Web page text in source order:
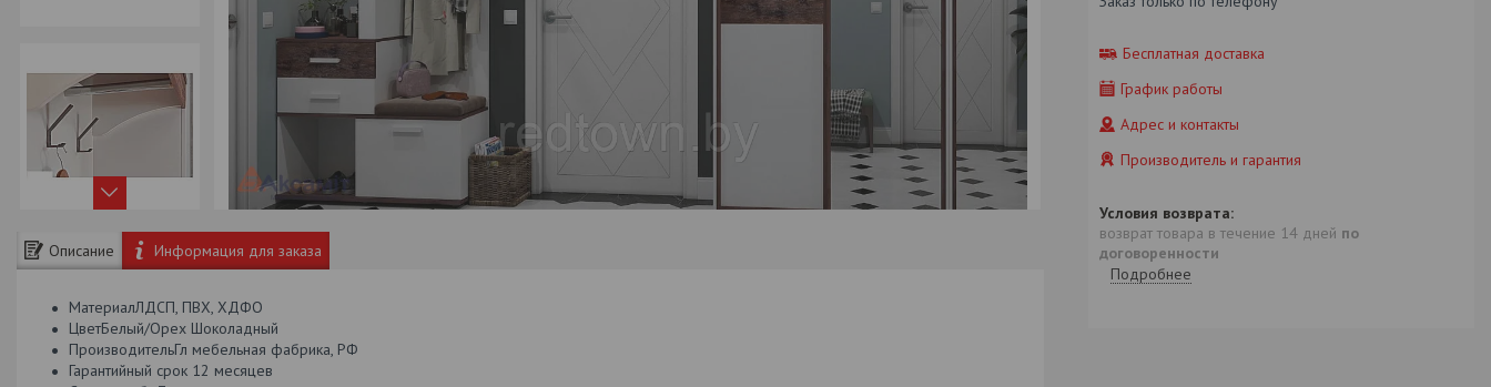
Описание Информация для заказа
МатериалЛДСП, ПВХ, ХДФО
ЦветБелый/Орех Шоколадный
ПроизводительГл мебельная фабрика, РФ
Гарантийный срок 12 месяцев
Бесплатная доставка
График работы
Адрес и контакты
Производитель и гарантия
возврат товара в течение 14 дней по
договоренности
Подробнее